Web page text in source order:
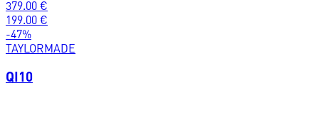
379.00 €
199.00 €
-47%
TAYLORMADE
QI10